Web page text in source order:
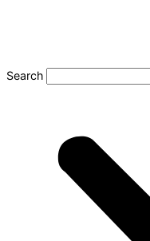
Search